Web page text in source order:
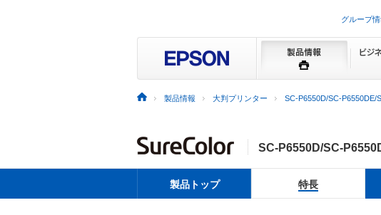
ビ
ョ
プ
グループ情
製品情報 大判プリンター SC-P6550D/SC-P6550DE/
SC-P6550D/SC-
製品トップ 特長